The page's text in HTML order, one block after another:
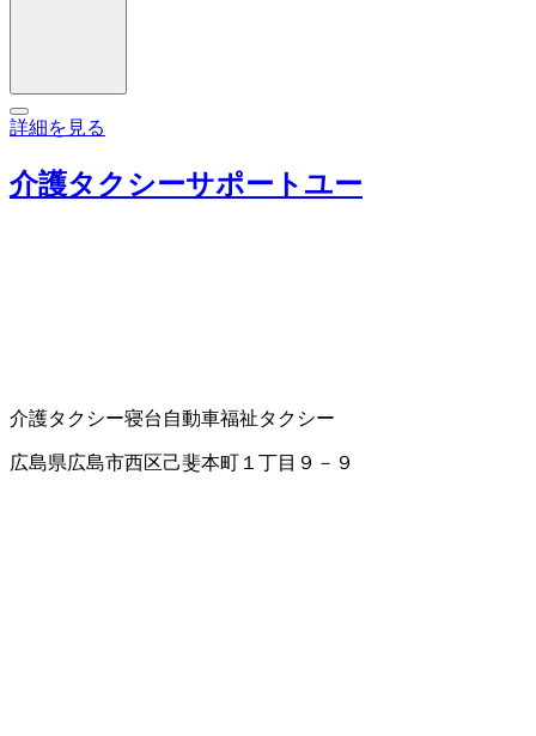
詳細を見る
介護タクシーサポートユー
介護タクシー寝台自動車福祉タクシー
広島県広島市西区己斐本町１丁目９－９